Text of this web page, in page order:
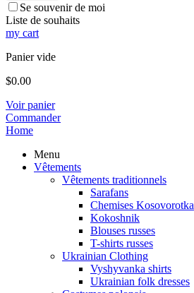
Se souvenir de moi
Liste de souhaits
my cart
Panier vide
$0.00
Voir panier
Commander
Home
Menu
Vêtements
Vêtements traditionnels
Sarafans
Chemises Kosovorotka
Kokoshnik
Blouses russes
T-shirts russes
Ukrainian Clothing
Vyshyvanka shirts
Ukrainian folk dresses